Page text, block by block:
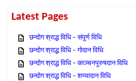
Latest Pages
छन्दोग श्राद्ध विधि – संपूर्ण विधि
छन्दोग श्राद्ध विधि – गोदान विधि
छन्दोग श्राद्ध विधि – काञ्चनपुरुषदान विधि
छन्दोग श्राद्ध विधि – शय्यादान विधि